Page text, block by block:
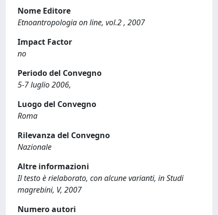
Nome Editore
Etnoantropologia on line, vol.2 , 2007
Impact Factor
no
Periodo del Convegno
5-7 luglio 2006,
Luogo del Convegno
Roma
Rilevanza del Convegno
Nazionale
Altre informazioni
Il testo è rielaborato, con alcune varianti, in Studi
magrebini, V, 2007
Numero autori